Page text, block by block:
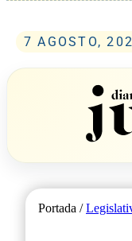
7 AGOSTO,
Portada /